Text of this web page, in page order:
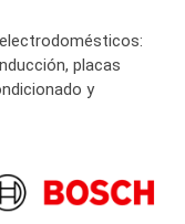
placas
y